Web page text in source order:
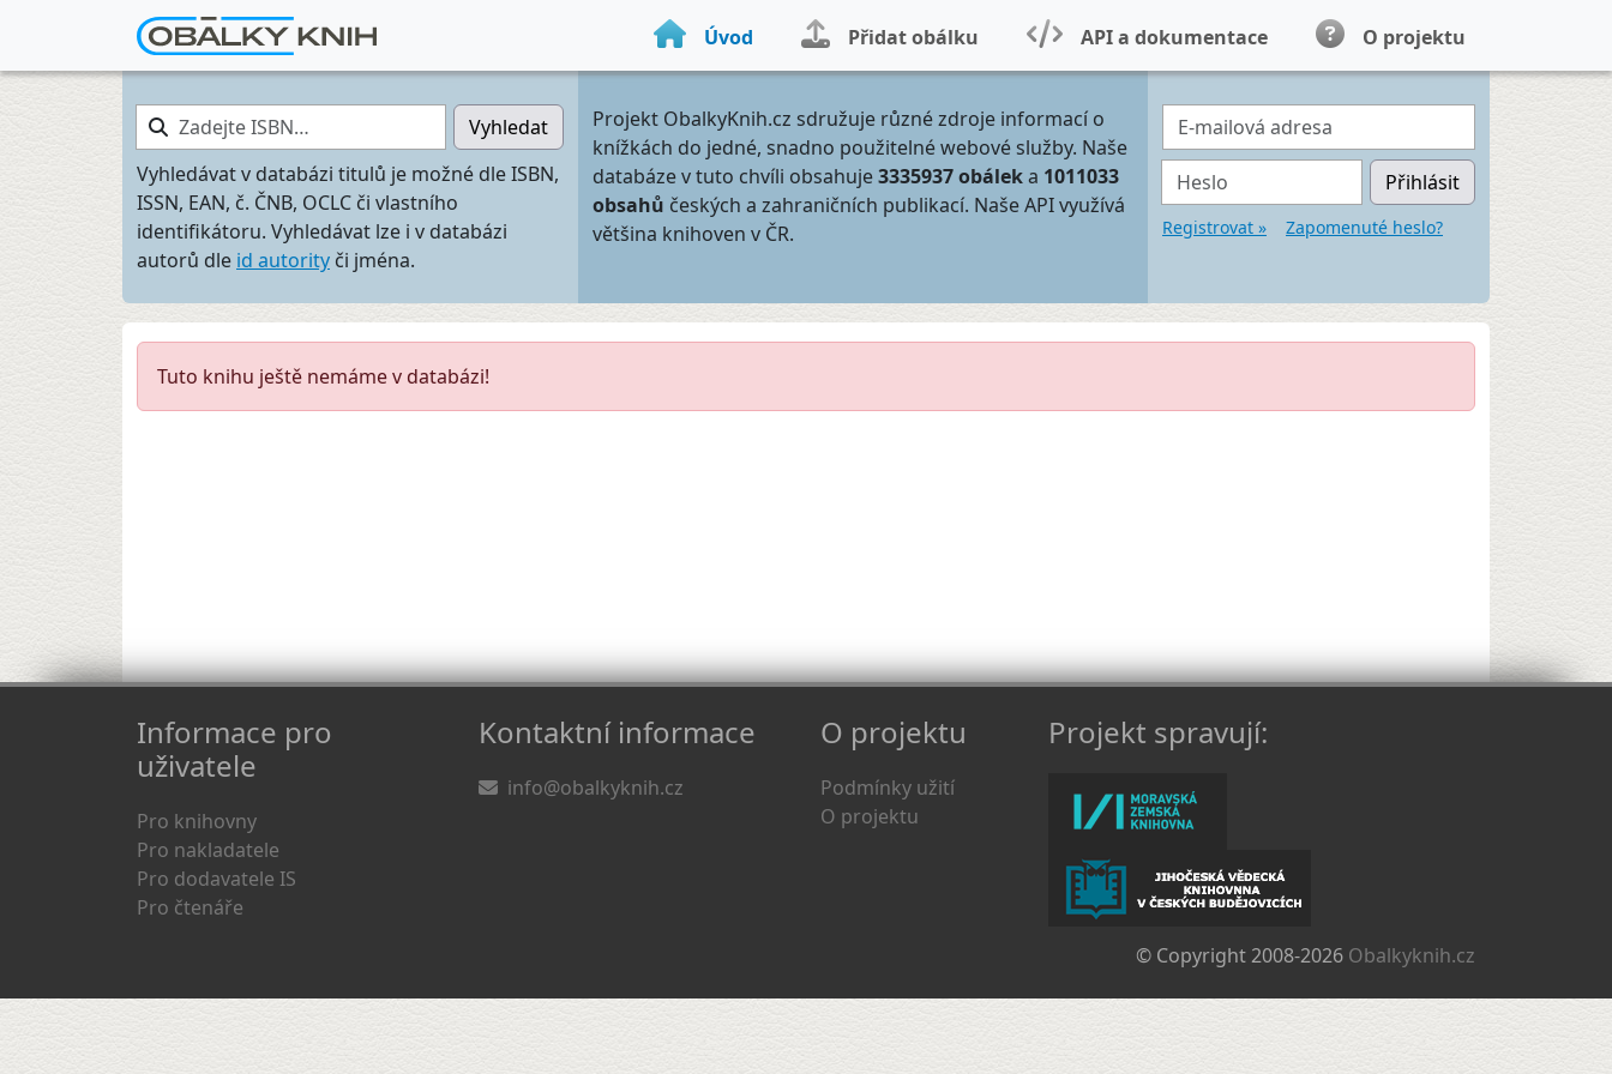
Úvod Přidat obálku API a dokumentace O projektu
Zadejte ISBN…
Vyhledat
Vyhledávat v databázi titulů je možné dle ISBN,
ISSN, EAN, č. ČNB, OCLC či vlastního
identifikátoru. Vyhledávat lze i v databázi
autorů dle id autority či jména.
Projekt ObalkyKnih.cz sdružuje různé zdroje informací o
knížkách do jedné, snadno použitelné webové služby. Naše
databáze v tuto chvíli obsahuje3335937 obáleka 1011033
obsahů českých a zahraničních publikací. Naše API využívá
většina knihoven v ČR.
E-mailová adresa
Heslo Přihlásit
Registrovat » Zapomenuté heslo?
Tuto knihu ještě nemáme v databázi!
Informace pro
uživatele
Pro knihovny
Pro nakladatele
Pro dodavatele IS
Pro čtenáře
Kontaktní informace
info@obalkyknih.cz
O projektu
Podmínky užití
O projektu
Projekt spravují:
© Copyright 2008-2026 Obalkyknih.cz